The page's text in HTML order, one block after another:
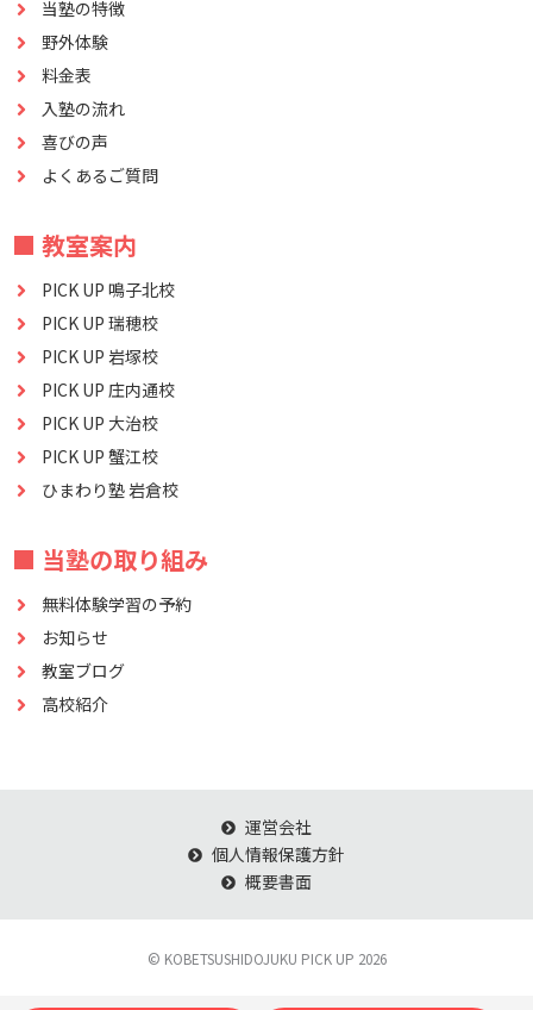
当塾の特徴
野外体験
料金表
入塾の流れ
喜びの声
よくあるご質問
■ 教室案内
PICK UP 鳴子北校
PICK UP 瑞穂校
PICK UP 岩塚校
PICK UP 庄内通校
PICK UP 大治校
PICK UP 蟹江校
ひまわり塾 岩倉校
■ 当塾の取り組み
無料体験学習の予約
お知らせ
教室ブログ
高校紹介
運営会社
個人情報保護方針
概要書面
© KOBETSUSHIDOJUKU PICK UP 2026